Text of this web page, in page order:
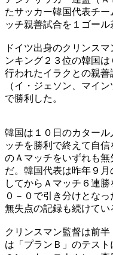
たサッカー韓国代表チ
ッチ親善試合を１ゴール
ドイツ出身のクリンス
ンキング２３位の韓国
行われたイラクとの親
（イ・ジェソン、マイ
で勝利した。
韓国は１０日のカター
ッチを勝利で終えて自
のＡマッチをいずれも
だ。韓国代表は昨年９
してからＡマッチ６連
０－０で引き分けとな
無失点の記録も続けてい
クリンスマン監督は前
は「プランＢ」のテス